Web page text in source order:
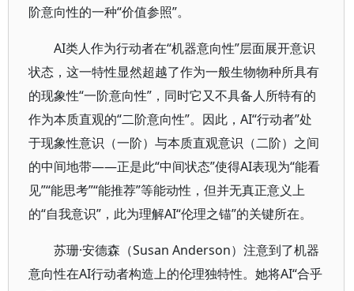
阶意向性的一种“价值参照”。
AI类人作为行动者在“机器意向性”层面展开意识
状态，这一特性显然超越了作为一般生物物种所具有
的现象性“一阶意向性”，同时它又不具备人所特有的
作为本质直观的“二阶意向性”。因此，AI“行动者”处
于现象性意识（一阶）与本质直观意识（二阶）之间
的中间地带——正是此“中间状态”使得AI表现为“能看
见”“能思考”“能推荐”等能动性，但并无真正意义上
的“自我意识”，此为理解AI“伦理之锚”的关键所在。
苏珊·安德森（Susan Anderson）注意到了机器
意向性在AI行动者构造上的伦理独特性。她将AI“合乎